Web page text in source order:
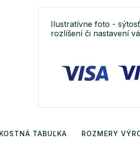
Ilustratívne foto -
rozlíšení či nastavení
TABUĽKA ROZMERY